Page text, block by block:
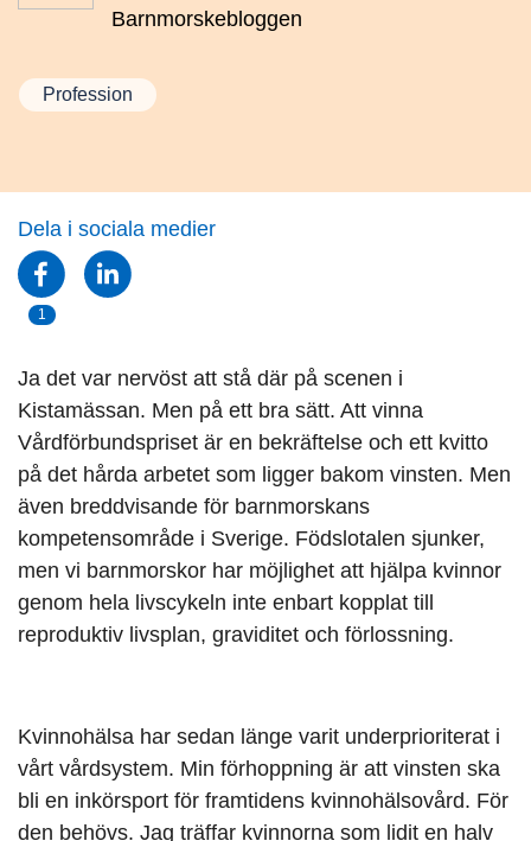
Barnmorskebloggen
Profession
Dela i sociala medier
1
Ja det var nervöst att stå där på scenen i
Kistamässan. Men på ett bra sätt. Att vinna
Vårdförbundspriset är en bekräftelse och ett kvitto
på det hårda arbetet som ligger bakom vinsten. Men
även breddvisande för barnmorskans
kompetensområde i Sverige. Födslotalen sjunker,
men vi barnmorskor har möjlighet att hjälpa kvinnor
genom hela livscykeln inte enbart kopplat till
reproduktiv livsplan, graviditet och förlossning.
Kvinnohälsa har sedan länge varit underprioriterat i
vårt vårdsystem. Min förhoppning är att vinsten ska
bli en inkörsport för framtidens kvinnohälsovård. För
den behövs. Jag träffar kvinnorna som lidit en halv